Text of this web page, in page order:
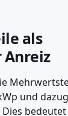
als
Anreiz
und